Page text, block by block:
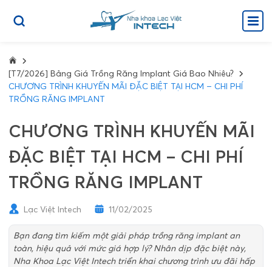
[T7/2026] Bảng Giá Trồng Răng Implant Giá Bao Nhiêu?
CHƯƠNG TRÌNH KHUYẾN MÃI ĐẶC BIỆT TẠI HCM – CHI PHÍ
TRỒNG RĂNG IMPLANT
CHƯƠNG TRÌNH KHUYẾN MÃI
ĐẶC BIỆT TẠI HCM – CHI PHÍ
TRỒNG RĂNG IMPLANT
Lạc Việt Intech 11/02/2025
Bạn đang tìm kiếm một giải pháp trồng răng implant an
toàn, hiệu quả với mức giá hợp lý? Nhân dịp đặc biệt này,
Nha Khoa Lạc Việt Intech triển khai chương trình ưu đãi hấp